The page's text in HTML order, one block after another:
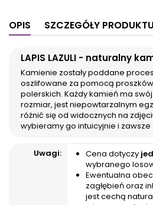
osobistych i zawodowych
celów. Wiele z nich zostało
służb specjalnych. Opisane w
książce zasady samokontroli
pozwolą ci uwolnić się od
wymówek, „rozpraszaczy”
czy lenistwa. Zyskasz bowiem
bezcenną wiedzę, jak
walczyć z prokrastynacją i jak
ćwiczyć silną wolę....
OPIS SZCZEGÓŁY PRODUKTU
LAPIS LAZULI - naturalny
Kamienie zostały poddane
oszlifowane za pomocą
polerskich. Każdy kamień ma
rozmiar, jest niepowtarzalnym
różnić się od widocznych na
wybieramy go intuicyjnie i
Uwagi: Cena dotyczy
wybranego
Ewentualna
zagłębień oraz
jest cechą